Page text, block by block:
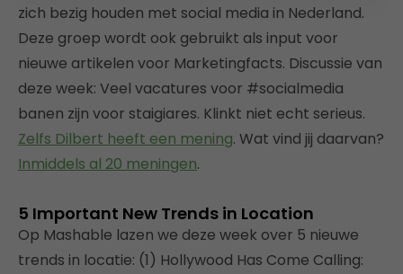
zich bezig houden met social media in Nederland.
Deze groep wordt ook gebruikt als input voor
nieuwe artikelen voor Marketingfacts. Discussie van
deze week: Veel vacatures voor #socialmedia
banen zijn voor staigiares. Klinkt niet echt serieus.
Zelfs Dilbert heeft een mening. Wat vind jij daarvan?
Inmiddels al 20 meningen.
5 Important New Trends in Location
Op Mashable lazen we deze week over 5 nieuwe
trends in locatie: (1) Hollywood Has Come Calling: